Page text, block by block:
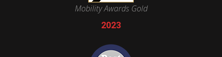
Mobility Awards Gold
2023